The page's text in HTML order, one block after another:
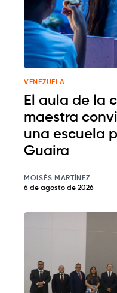
VENEZUELA
El aula de la
maestra
una escuela
Guaira
MOISÉS MARTÍNEZ
6 de agosto de 2026